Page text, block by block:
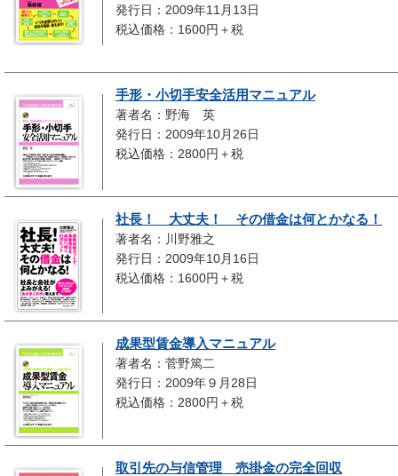
発行日：2009年11月13日
税込価格：1600円＋税
手形・小切手安全活用マニュアル
著者名：野海 英
発行日：2009年10月26日
税込価格：2800円＋税
社長！ 大丈夫！ その借金は何とかなる！
著者名：川野雅之
発行日：2009年10月16日
税込価格：1600円＋税
成果型賃金導入マニュアル
著者名：菅野篤二
発行日：2009年９月28日
税込価格：2800円＋税
取引先の与信管理 売掛金の完全回収